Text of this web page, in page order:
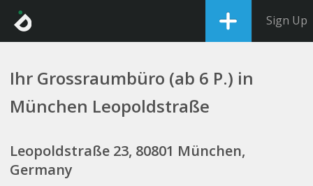
Sign Up
Ihr Grossraumbüro (ab 6 P.) in
München Leopoldstraße
Leopoldstraße 23, 80801 München,
Germany